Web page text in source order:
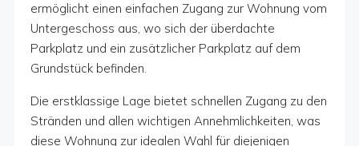
ermöglicht einen einfachen Zugang zur Wohnung vom
Untergeschoss aus, wo sich der überdachte
Parkplatz und ein zusätzlicher Parkplatz auf dem
Grundstück befinden.
Die erstklassige Lage bietet schnellen Zugang zu den
Stränden und allen wichtigen Annehmlichkeiten, was
diese Wohnung zur idealen Wahl für diejenigen